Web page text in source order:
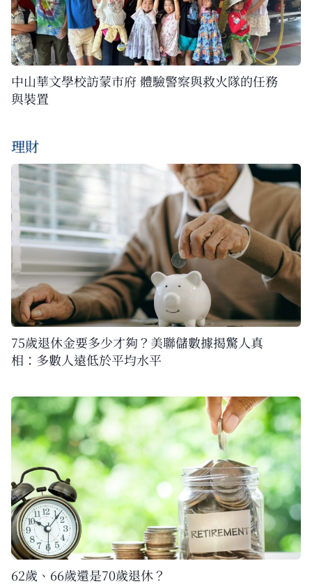
中山華文學校訪蒙市府 體驗警察與救火隊的任務
與裝置
理財
75歲退休金要多少才夠？美聯儲數據揭驚人真
相：多數人遠低於平均水平
62歲、66歲還是70歲退休？